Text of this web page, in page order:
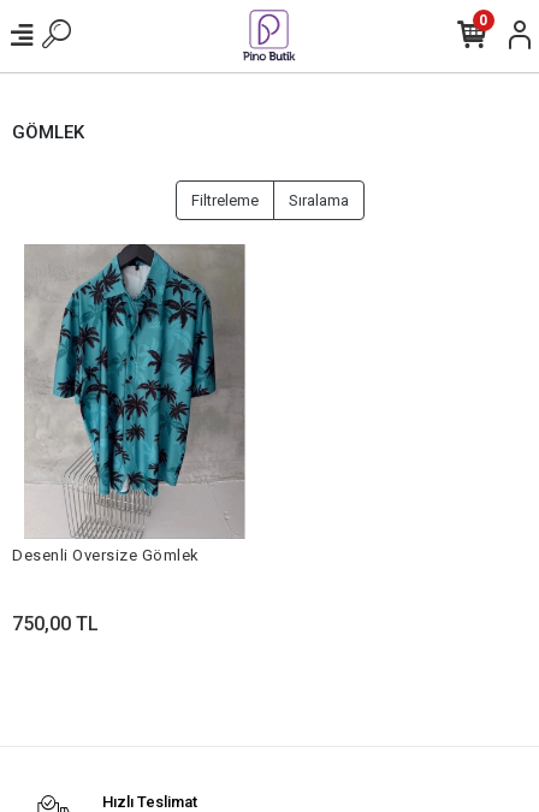
0
GÖMLEK
Filtreleme Sıralama
Desenli Oversize Gömlek
750,00 TL
Hızlı Teslimat